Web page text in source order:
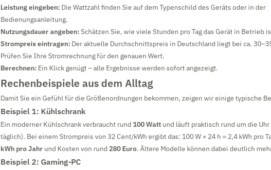
Leistung eingeben: Die Wattzahl finden Sie auf dem Typenschild des Geräts oder in der
Bedienungsanleitung.
Nutzungsdauer angeben:Schätzen Sie, wie viele Stunden pro Tag das Gerät in Betrieb
Strompreis eintragen: Der aktuelle Durchschnittspreis in Deutschland liegt bei ca.
Prüfen Sie Ihre Stromrechnung für den genauen Wert.
Berechnen: Ein Klick genügt – alle Ergebnisse werden sofort angezeigt.
Rechenbeispiele aus dem Alltag
Damit Sie ein Gefühl für die Größenordnungen bekommen, zeigen wir einige typische
Beispiel 1: Kühlschrank
Ein moderner Kühlschrank verbraucht rund 100 Watt und läuft praktisch rund um die
täglich). Bei einem Strompreis von 32 Cent/kWh ergibt das: 100 W × 24 h = 2,4 kWh pro
kWh pro Jahr und Kosten von rund 280 Euro. Ältere Modelle können dabei deutlich
Beispiel 2: Gaming-PC